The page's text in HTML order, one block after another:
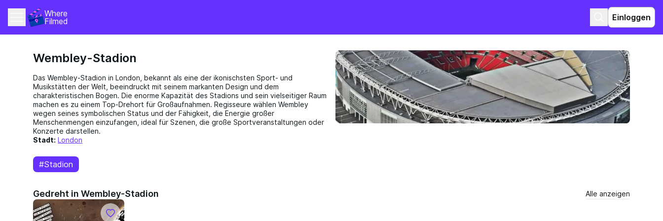
Where
Filmed
Einloggen
Wembley-Stadion
Das Wembley-Stadion in London, bekannt als eine der ikonischsten Sport- und
Musikstätten der Welt, beeindruckt mit seinem markanten Design und dem
charakteristischen Bogen. Die enorme Kapazität des Stadions und sein vielseitiger Raum
machen es zu einem Top-Drehort für Großaufnahmen. Regisseure wählen Wembley
wegen seines symbolischen Status und der Fähigkeit, die Energie großer
Menschenmengen einzufangen, ideal für Szenen, die große Sportveranstaltungen oder
Konzerte darstellen.
Stadt: London
#Stadion
Gedreht in Wembley-Stadion Alle anzeigen